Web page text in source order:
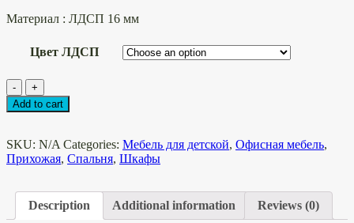
Материал : ЛДСП 16 мм
Цвет ЛДСП
-
Шкаф
-
купе
quantity
+
Add to cart
SKU: N/A Categories: Мебель для детской, Офисная мебель,
Прихожая, Спальня, Шкафы
Description Additional information Reviews (0)